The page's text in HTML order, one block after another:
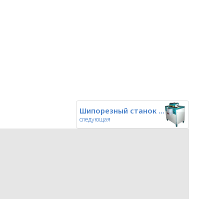
Шипорезный станок проходного т
следующая